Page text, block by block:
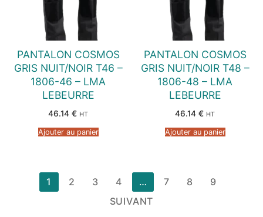
PANTALON COSMOS
GRIS NUIT/NOIR T46 –
1806-46 – LMA
LEBEURRE
46.14 € HT
Ajouter au panier
PANTALON COSMOS
GRIS NUIT/NOIR T48 –
1806-48 – LMA
LEBEURRE
46.14 € HT
Ajouter au panier
Pagination
1 2 3 4 … 7 8
9
SUIVANT